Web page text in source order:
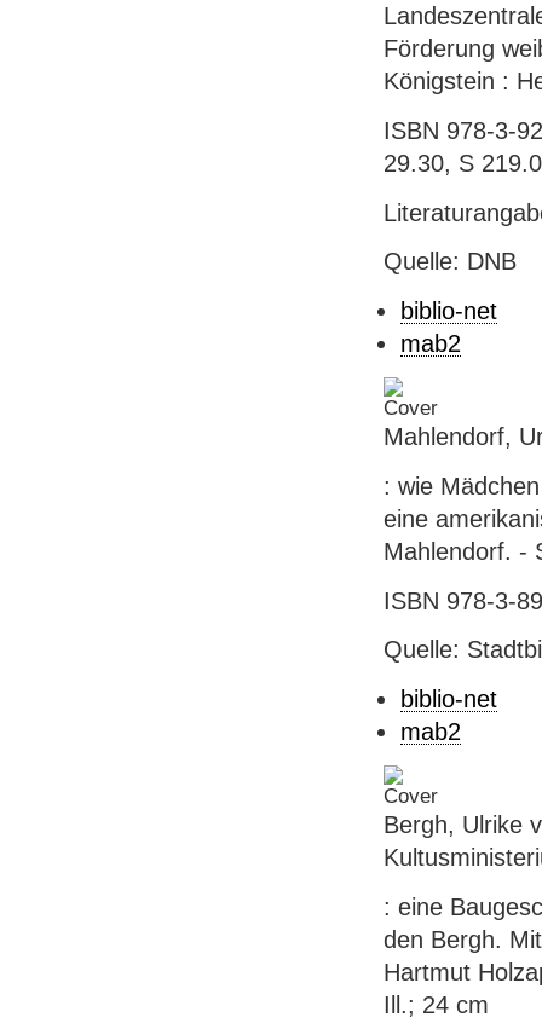
Förderung
Königstein :
ISBN 978-3-
29.30, S
Quelle: DNB
biblio-net
mab2
Mahlendorf,
: wie
eine
Mahlendorf. -
ISBN 978-3-
Quelle:
biblio-net
mab2
Bergh, Ulrike
: eine
den Bergh.
Hartmut
Ill.; 24 cm